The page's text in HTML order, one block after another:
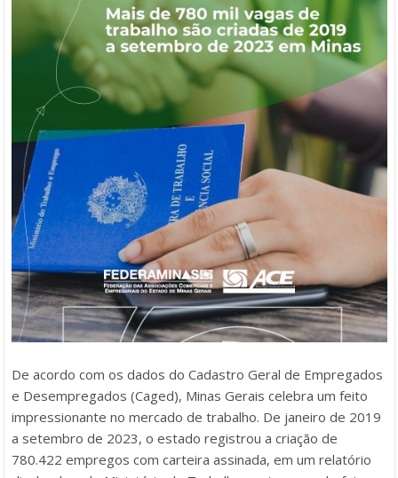
De acordo com os dados do Cadastro Geral de Empregados
e Desempregados (Caged), Minas Gerais celebra um feito
impressionante no mercado de trabalho. De janeiro de 2019
a setembro de 2023, o estado registrou a criação de
780.422 empregos com carteira assinada, em um relatório